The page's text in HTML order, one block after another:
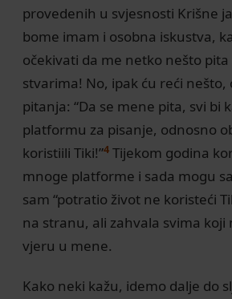
provedenih u svjesnosti Krišne
bome imam i osobna iskustva,
očekivati da me netko nešto
stvarima! No, ipak ću reći nešto,
pitanja: “Da se mene pita, svi bi
platformu za pisanje, odnosno
koristiili Tiki!”4 Tijekom godina
mnoge platforme i sada mogu
sam “potratio život ne koristeći
na stranu, ali zahvala svima koji
vjeru u mene.
Kako neki kažu, idemo dalje do